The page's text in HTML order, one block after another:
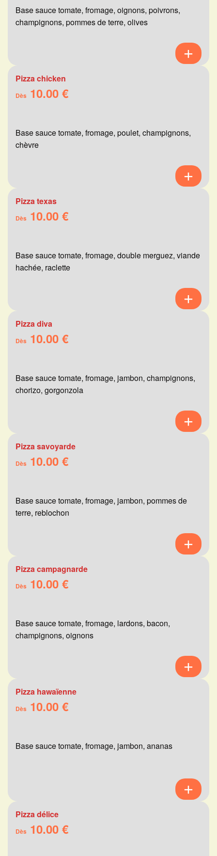
Base sauce tomate, fromage, oignons, poivrons,
champignons, pommes de terre, olives
Pizza chicken
Dès 10.00 €
Base sauce tomate, fromage, poulet, champignons,
chèvre
Pizza texas
Dès 10.00 €
Base sauce tomate, fromage, double merguez, viande
hachée, raclette
Pizza diva
Dès 10.00 €
Base sauce tomate, fromage, jambon, champignons,
chorizo, gorgonzola
Pizza savoyarde
Dès 10.00 €
Base sauce tomate, fromage, jambon, pommes de
terre, reblochon
Pizza campagnarde
Dès 10.00 €
Base sauce tomate, fromage, lardons, bacon,
champignons, oignons
Pizza hawaïenne
Dès 10.00 €
Base sauce tomate, fromage, jambon, ananas
Pizza délice
Dès 10.00 €